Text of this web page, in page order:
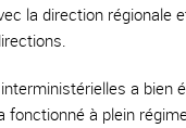
la direction régionale
a bien
à plein